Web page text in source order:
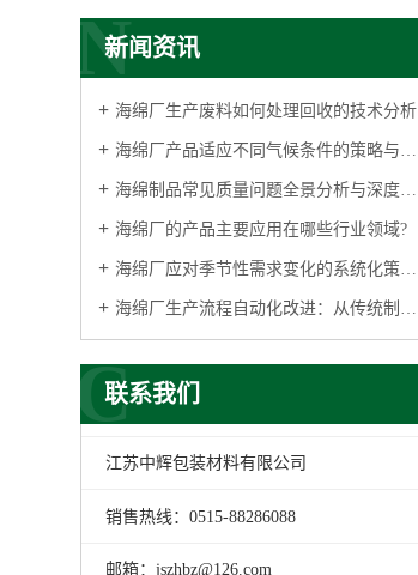
新闻资讯
N
海绵厂生产废料如何处理回收的技术分析
海绵厂产品适应不同气候条件的策略与实践
海绵制品常见质量问题全景分析与深度解析
海绵厂的产品主要应用在哪些行业领域?
海绵厂应对季节性需求变化的系统化策略与管理实践
海绵厂生产流程自动化改进：从传统制造到智能工厂的升级
联系我们
C
江苏中辉包装材料有限公司
销售热线：0515-88286088
邮箱：jszhbz@126.com